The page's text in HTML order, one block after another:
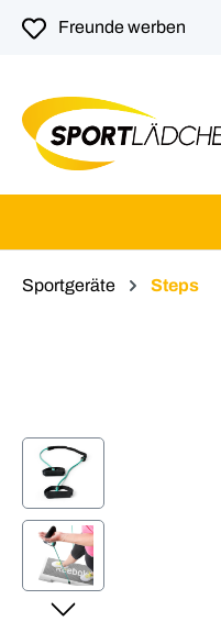
Zur
Freunde werben
Sportgeräte Steps
Bildergalerie überspringen